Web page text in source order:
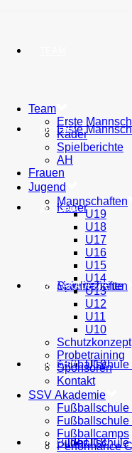
Erste
Kader
Spielberichte
AH
FRAUEN
JUGEND
Mannschaften
U19
U18
SSV AKADEMIE
Fußballschule
Fußballschule
MEDIEN
Bilder
SHOP
Team
Erste
Kader
Spielberichte
AH
Frauen
Jugend
Mannschaften
U19
U18
U17
U16
U15
U14
U13
U12
U11
U10
Schutzkonzept
Probetraining
Sponsoren
Kontakt
SSV Akademie
Fußballschule
Fußballcamps
Performance